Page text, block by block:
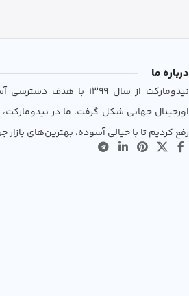
درباره ما
نیدومارکت از سال 1399
اورجینال جهانی شکل گرفت. ما در نیدومارکت،
رفع کردیم تا با خیالی آسوده، بهترین‌های بازار